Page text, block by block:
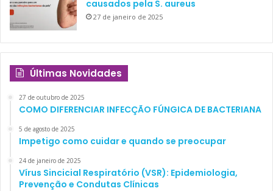
causados pela S. aureus
27 de janeiro de 2025
Últimas Novidades
27 de outubro de 2025
COMO DIFERENCIAR INFECÇÃO FÚNGICA DE BACTERIANA
5 de agosto de 2025
Impetigo como cuidar e quando se preocupar
24 de janeiro de 2025
Vírus Sincicial Respiratório (VSR): Epidemiologia,
Prevenção e Condutas Clínicas